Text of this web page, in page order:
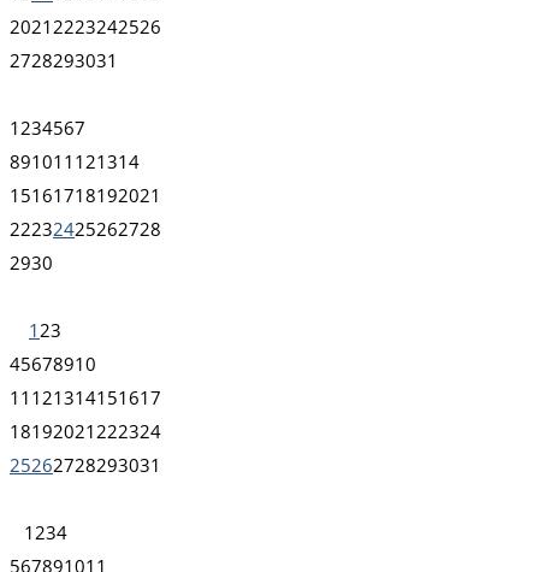
2021 2223242526
2728293031
1 234567
891011 121314
15161718192021
22232425262728
2930
1 23
45678910
11 121314151617
18192021 222324
25262728293031
1 234
567891011